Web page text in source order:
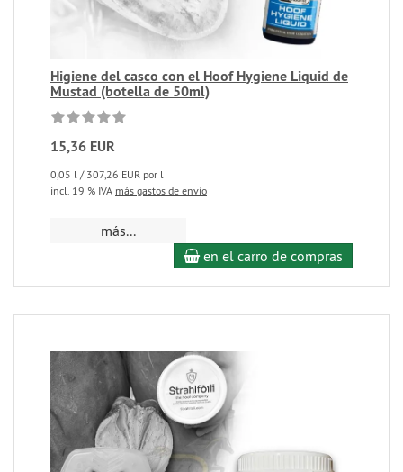
Higiene del casco con el Hoof Hygiene Liquid de
Mustad (botella de 50ml)
15,36 EUR
0,05 l / 307,26 EUR por l
incl. 19 % IVA más gastos de envío
más...
en el carro de compras